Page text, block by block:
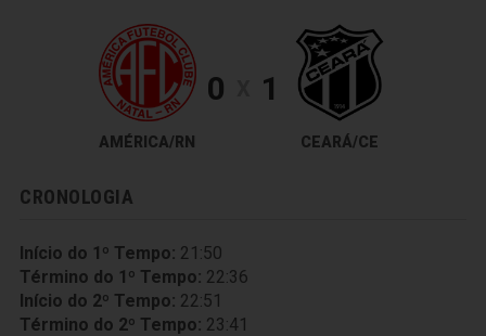
AMÉRICA/RN
0 1
CEARÁ/CE
CRONOLOGIA
Início do 1º Tempo: 21:50
Término do 1º Tempo: 22:36
Início do 2º Tempo: 22:51
Término do 2º Tempo: 23:41